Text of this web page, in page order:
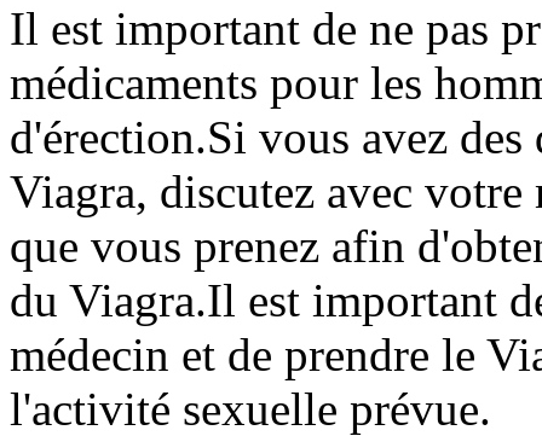
Il est important de ne pas
médicaments pour les
d'érection.Si vous avez
Viagra, discutez avec votre
que vous prenez afin
du Viagra.Il est important
médecin et de prendre le
l'activité sexuelle prévue.